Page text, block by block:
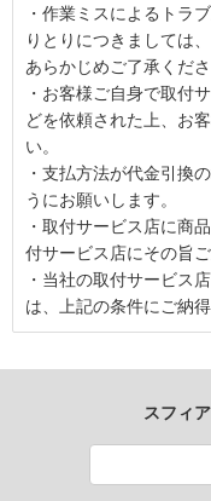
・作業ミスによるトラ
りとりにつきましては
あらかじめご了承くださ
・お客様ご自身で取付
どを依頼された上、お
い。
・支払方法が代金引換
うにお願いします。
・取付サービス店に商
付サービス店にその旨
・当社の取付サービス
は、上記の条件にご納
スフィ